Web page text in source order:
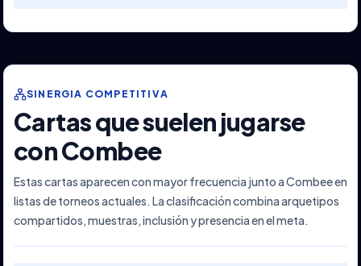
SINERGIA COMPETITIVA
Cartas que suelen jugarse
con Combee
Estas cartas aparecen con mayor frecuencia junto a Combee en
listas de torneos actuales. La clasificación combina arquetipos
compartidos, muestras, inclusión y presencia en el meta.